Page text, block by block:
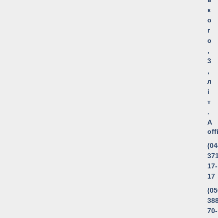
к
о
г
о
,
3
,
л
і
т
.
А
17-
17
70-